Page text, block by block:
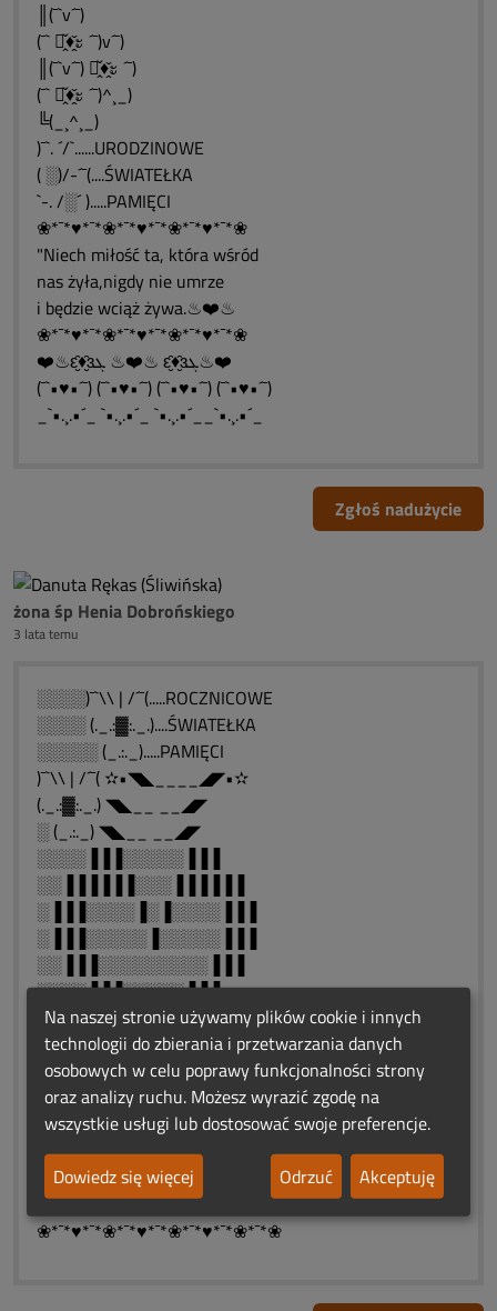
║(¯`v´¯)
(¯` ะ̭̌♦̭̌ะ ´¯)v´¯)
║(¯`v´¯) ะ̭̌♦̭̌ะ ´¯)
(¯` ะ̭̌♦̭̌ะ ´¯)^¸_)
╚(_¸^¸_)
)¯`. ´/`......URODZINOWE
( ░)/-´¯(....ŚWIATEŁKA
`-. /░´ ).....PAMIĘCI
❀*¯*♥*¯*❀*¯*♥*¯*❀*¯*♥*¯*❀
"Niech miłość ta, która wśród
nas żyła,nigdy nie umrze
i będzie wciąż żywa.♨❤️♨
❀*¯*♥*¯*❀*¯*♥*¯*❀*¯*♥*¯*❀
❤️♨ԑ̮̑♦̮̑ɜܓ ♨❤️♨ ԑ̮̑♦̮̑ɜܓ♨❤️
(¯`•♥•´¯) (¯`•♥•´¯) (¯`•♥•´¯) (¯`•♥•´¯)
_`•.¸.•´_ `•.¸.•´_ `•.¸.•´__`•.¸.•´_
Zgłoś nadużycie
żona śp Henia Dobrońskiego
3 lata temu
░░░░)¯`\\ | /´¯(.....ROCZNICOWE
░░░░ (._.:▓:._.)....ŚWIATEŁKA
░░░░░ (_.:._).....PAMIĘCI
)¯`\\ | /´¯( ✫•◥◣____◢◤•✫
(._.:▓:._.) ◥◣__ __◢◤
░ (_.:._) ◥◣__ __◢◤
░░░░▐▐▐░░░░░▐▐▐
░░▐▐▐▐▐▐░░░▐▐▐▐▐▐
░▐▐▐░░░░▐░▐░░░░▐▐▐
░▐▐▐░░░░░▐░░░░░▐▐▐
░░▐▐▐░░░░░░░░░▐▐▐
░░░░▐▐▐░░░░░▐▐▐
░░░░░░▐▐▐░▐▐▐
░░░░░░░░▐▐▐
░░░░░░░░░
✿♨❤️ԑ̮̑♦̮̑ɜܓ♨❤️♨ ԑ̮̑♦̮̑ɜܓ❤️♨✿
..„ Rozłąka jest naszym losem,
....spotkanie naszą nadzieją...
♥ ⋱⋰ ♥ ⋱⋰ ♥ ⋱⋰ ♥ ⋱⋰ ♥⋱⋰ ♥⋱⋰ ♥
❀*¯*♥*¯*❀*¯*♥*¯*❀*¯*♥*¯*❀*¯*❀
Na naszej stronie używamy plików cookie i innych
technologii do zbierania i przetwarzania danych
osobowych w celu poprawy funkcjonalności strony
oraz analizy ruchu. Możesz wyrazić zgodę na
wszystkie usługi lub dostosować swoje preferencje.
Dowiedz się więcej
Odrzuć Akceptuję